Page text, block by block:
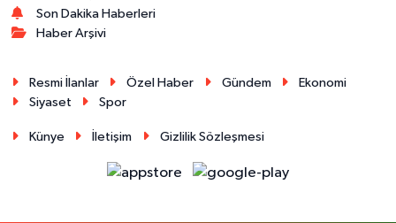
Son Dakika Haberleri
Haber Arşivi
Resmi İlanlar Özel Haber Gündem
Ekonomi
Siyaset
Spor
Künye İletişim Gizlilik Sözleşmesi